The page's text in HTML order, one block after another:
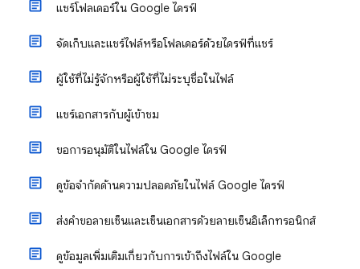
แชร์โฟลเดอร์ใน Google ไดรฟ์
จัดเก็บและแชร์ไฟล์หรือโฟลเดอร์ด้วยไดรฟ์ที่แชร์
ผู้ใช้ที่ไม่รู้จักหรือผู้ใช้ที่ไม่ระบุชื่อในไฟล์
แชร์เอกสารกับผู้เข้าชม
ขอการอนุมัติในไฟล์ใน Google ไดรฟ์
ดูข้อจำกัดด้านความปลอดภัยในไฟล์ Google ไดรฟ์
ส่งคำขอลายเซ็นและเซ็นเอกสารด้วยลายเซ็นอิเล็กทรอนิกส์
ดูข้อมูลเพิ่มเติมเกี่ยวกับการเข้าถึงไฟล์ใน Google